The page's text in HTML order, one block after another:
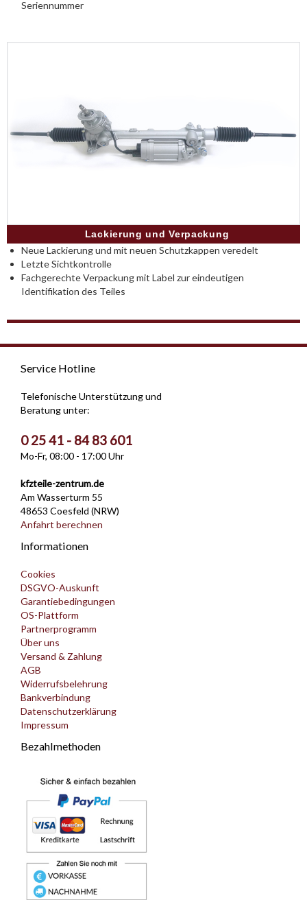
Seriennummer
Lackierung und Verpackung
Neue Lackierung und mit neuen Schutzkappen veredelt
Letzte Sichtkontrolle
Fachgerechte Verpackung mit Label zur eindeutigen
Identifikation des Teiles
Service Hotline
Telefonische Unterstützung und
Beratung unter:
0 25 41 - 84 83 601
Mo-Fr, 08:00 - 17:00 Uhr
kfzteile-zentrum.de
Am Wasserturm 55
48653 Coesfeld (NRW)
Anfahrt berechnen
Informationen
Cookies
DSGVO-Auskunft
Garantiebedingungen
OS-Plattform
Partnerprogramm
Über uns
Versand & Zahlung
AGB
Widerrufsbelehrung
Bankverbindung
Datenschutzerklärung
Impressum
Bezahlmethoden